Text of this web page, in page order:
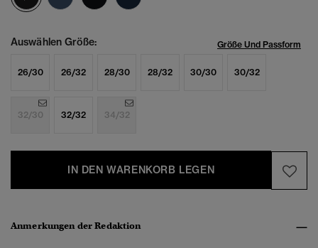
Auswählen Größe: Größe Und Passform
26/30 26/32 28/30 28/32 30/30 30/32
32/30 32/32 34/32
IN DEN WARENKORB LEGEN
Anmerkungen der Redaktion